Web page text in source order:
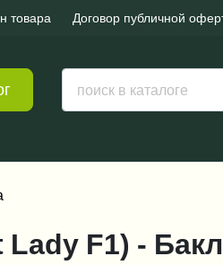
товара Договор публичной
F1) -